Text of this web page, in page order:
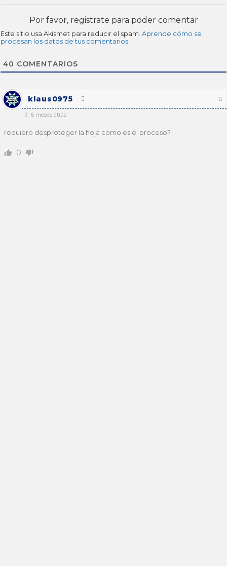
Por favor, registrate para poder comentar
Este sitio usa Akismet para reducir el spam. Aprende cómo se
procesan los datos de tus comentarios.
40 COMENTARIOS
klaus0975
6 meses atrás
requiero desproteger la hoja como es el proceso?
0